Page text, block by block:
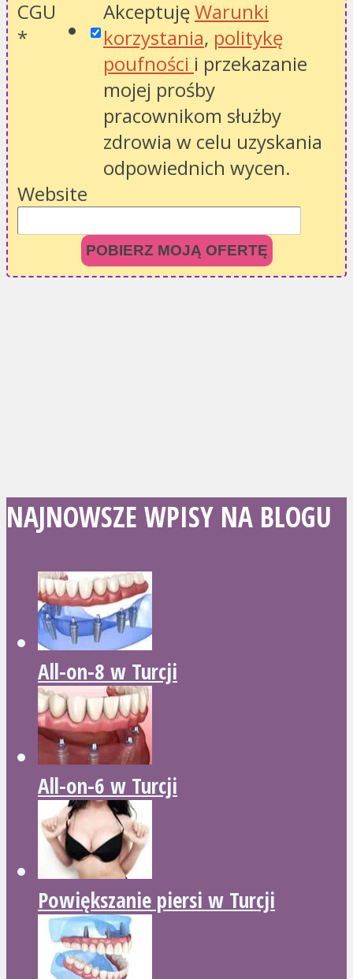
CGU
*
AkceptujęWarunki
korzystania, politykę
poufności i przekazanie
mojej prośby
pracownikom służby
zdrowia w celu uzyskania
odpowiednich wycen.
Website
POBIERZ MOJĄ OFERTĘ
NAJNOWSZE WPISY NA BLOGU
All-on-8 w Turcji
All-on-6 w Turcji
Powiększanie piersi w Turcji